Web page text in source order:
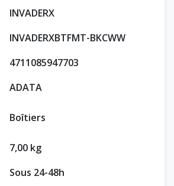
INVADERX
INVADERXBTFMT-BKCWW
4711085947703
ADATA
Boîtiers
7,00 kg
Sous 24-48h